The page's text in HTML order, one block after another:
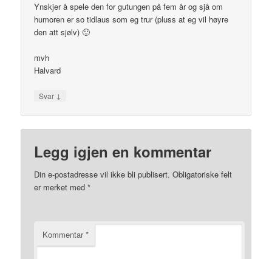
Ynskjer å spele den for gutungen på fem år og sjå om
humoren er so tidlaus som eg trur (pluss at eg vil høyre
den att sjølv) 🙂
mvh
Halvard
Svar ↓
Legg igjen en kommentar
Din e-postadresse vil ikke bli publisert. Obligatoriske felt
er merket med*
Kommentar*